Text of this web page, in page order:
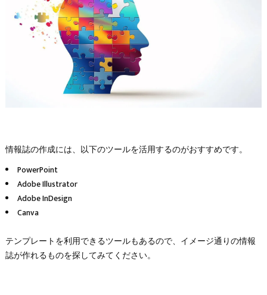
情報誌の作成には、以下のツールを活用するのがおすすめです。
PowerPoint
Adobe Illustrator
Adobe InDesign
Canva
テンプレートを利用できるツールもあるので、イメージ通りの情報
誌が作れるものを探してみてください。